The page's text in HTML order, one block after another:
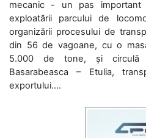
mecanic - un pas important
exploatării parcului de
organizării procesului de
din 56 de vagoane, cu o
5.000 de tone, și circulă
Basarabeasca – Etulia,
exportului....